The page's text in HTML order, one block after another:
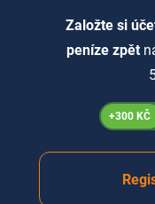
Založte si
peníze zpět
+300 KČ